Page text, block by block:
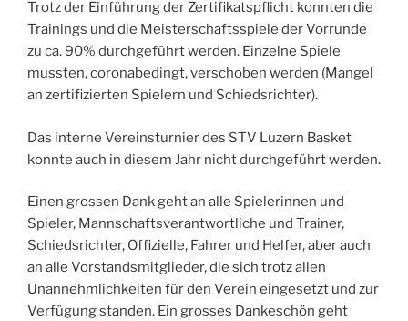
Trotz der Einführung der Zertifikatspflicht konnten die
Trainings und die Meisterschaftsspiele der Vorrunde
zu ca. 90% durchgeführt werden. Einzelne Spiele
mussten, coronabedingt, verschoben werden (Mangel
an zertifizierten Spielern und Schiedsrichter).
Das interne Vereinsturnier des STV Luzern Basket
konnte auch in diesem Jahr nicht durchgeführt werden.
Einen grossen Dank geht an alle Spielerinnen und
Spieler, Mannschaftsverantwortliche und Trainer,
Schiedsrichter, Offizielle, Fahrer und Helfer, aber auch
an alle Vorstandsmitglieder, die sich trotz allen
Unannehmlichkeiten für den Verein eingesetzt und zur
Verfügung standen. Ein grosses Dankeschön geht